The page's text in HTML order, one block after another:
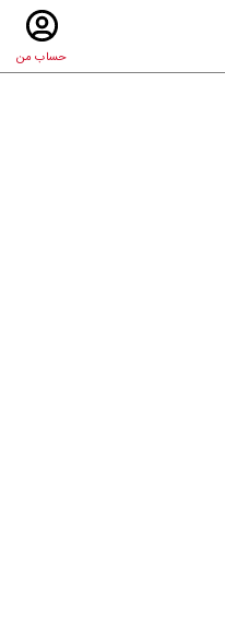
حساب من